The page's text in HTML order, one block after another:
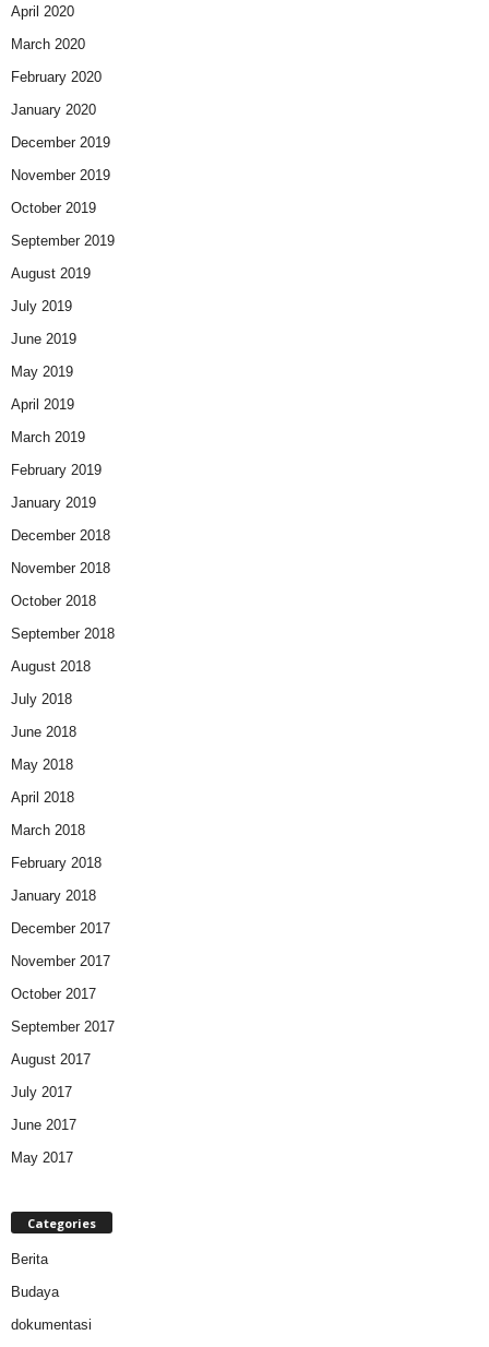
April 2020
March 2020
February 2020
January 2020
December 2019
November 2019
October 2019
September 2019
August 2019
July 2019
June 2019
May 2019
April 2019
March 2019
February 2019
January 2019
December 2018
November 2018
October 2018
September 2018
August 2018
July 2018
June 2018
May 2018
April 2018
March 2018
February 2018
January 2018
December 2017
November 2017
October 2017
September 2017
August 2017
July 2017
June 2017
May 2017
Categories
Berita
Budaya
dokumentasi